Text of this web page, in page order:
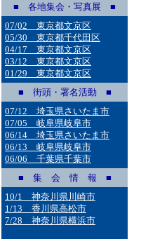
■ 各地集会・写真展 ■
07/02 東京都文京区
05/30 東京都千代田区
04/17 東京都文京区
03/12 東京都文京区
01/29 東京都文京区
■ 街頭・署名活動 ■
07/12 埼玉県さいたま市
07/05 岐阜県岐阜市
06/14 埼玉県さいたま市
06/13 岐阜県岐阜市
06/06 千葉県千葉市
■ 集 会 情 報 ■
10/1 神奈川県川崎市
1/13 香川県高松市
7/28 神奈川県横浜市